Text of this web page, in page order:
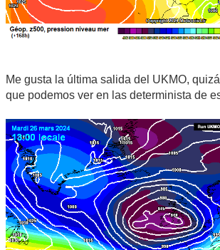
Me gusta la última salida del UKMO,
que podemos ver en las determinista de